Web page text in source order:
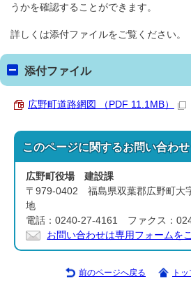
うかを確認することができます。
詳しくは添付ファイルをご覧ください。
添付ファイル
広野町道路網図 （PDF 11.1MB）
このページに関するお問い合わせ
広野町役場 建設課
〒979-0402 福島県双葉郡広野町大
地
電話：0240-27-4161 ファクス：
お問い合わせは専用フォームを
前のページへ戻る ト